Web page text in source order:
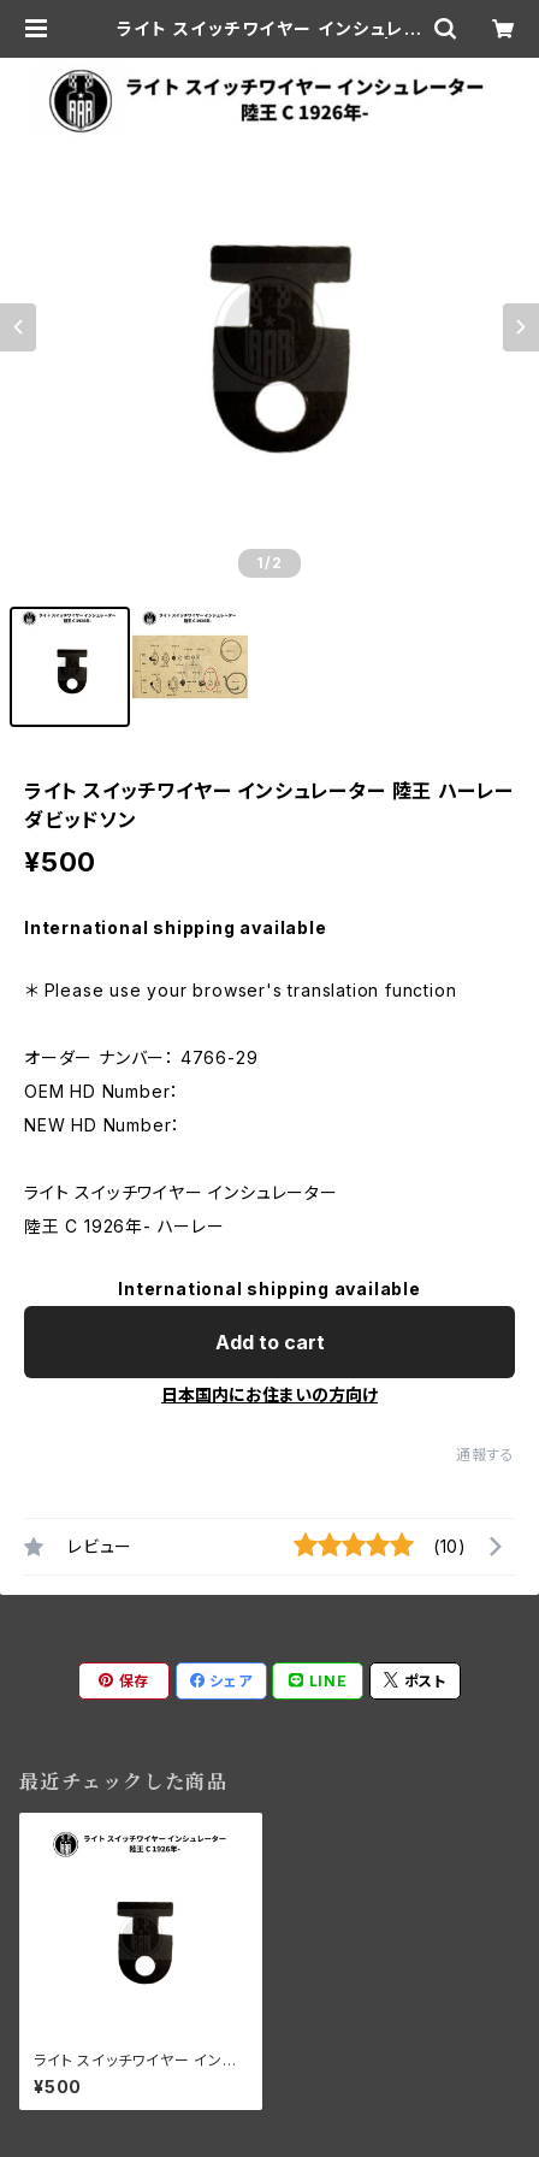
ライト スイッチワイヤー インシュレー
1 /2
ライト スイッチワイヤー インシュレーター 陸王 ハーレー
ダビッドソン
¥500
International shipping available
＊ Please use your browser's translation function
オーダー ナンバー： 4766-29
OEM HD Number：
NEW HD Number：
ライト スイッチワイヤー インシュレーター
陸王 C 1926年- ハーレー
International shipping available
Add to cart
日本国内にお住まいの方向け
通報する
レビュー (10)
保存 シェア LINE ポスト
最近チェックした商品
ライト スイッチワイヤー インシ
ュレーター 陸王 ハーレーダビッ
ドソン
¥500